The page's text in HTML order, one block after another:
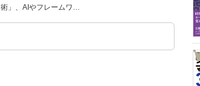
術」、AIやフレームワ…